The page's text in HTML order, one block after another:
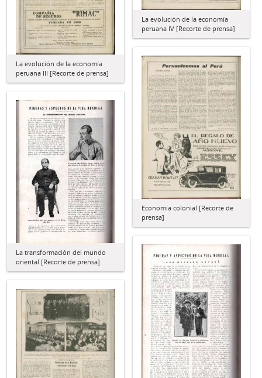
La evolución de la economía
peruana IV [Recorte de prensa]
La evolución de la economía
peruana III [Recorte de prensa]
Economía colonial [Recorte de
prensa]
La transformación del mundo
oriental [Recorte de prensa]